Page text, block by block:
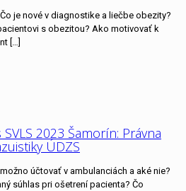
je nové v diagnostike a liečbe obezity?
s obezitou? Ako motivovať k
2023 Šamorín: Právna
ÚDZS
účtovať v ambulanciách a aké nie?
súhlas pri ošetrení pacienta? Čo